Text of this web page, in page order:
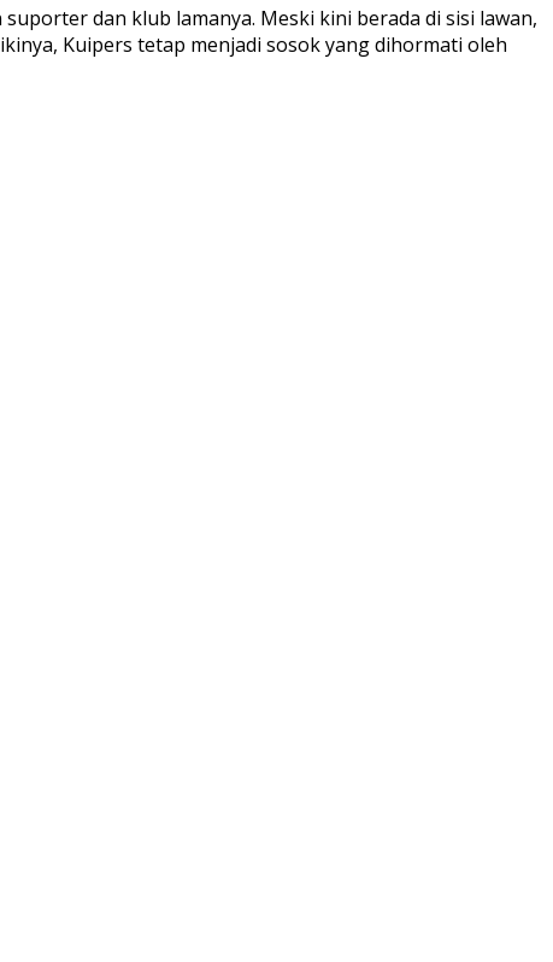
dan klub lamanya. Meski kini berada di sisi lawan,
Kuipers tetap menjadi sosok yang dihormati oleh